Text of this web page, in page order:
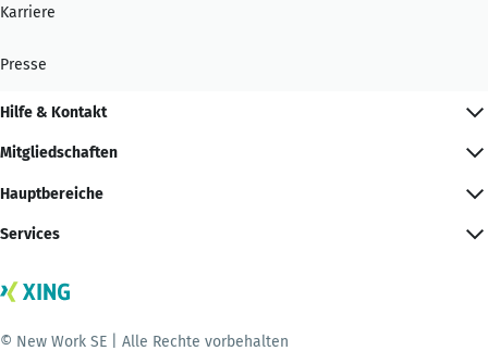
Karriere
Presse
Hilfe & Kontakt
Mitgliedschaften
Hauptbereiche
Services
© New Work SE | Alle Rechte vorbehalten